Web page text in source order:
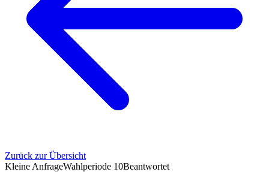
Zurück zur Übersicht
Kleine AnfrageWahlperiode 10Beantwortet